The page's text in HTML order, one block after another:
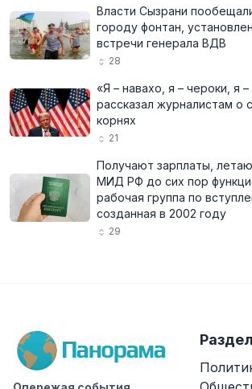
Власти Сызрани
городу фонтан,
встречи генерала ВДВ
28
«Я – навахо, я – чероки, я
рассказал журналистам о
корнях
21
Получают зарплаты,
МИД РФ до сих пор
рабочая группа по
созданная в 2002 году
29